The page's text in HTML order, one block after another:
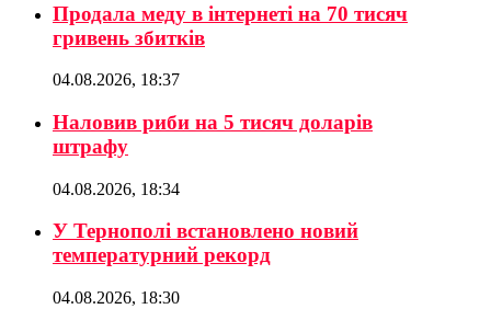
Продала меду в інтернеті на 70 тисяч
гривень збитків
04.08.2026, 18:37
Наловив риби на 5 тисяч доларів
штрафу
04.08.2026, 18:34
У Тернополі встановлено новий
температурний рекорд
04.08.2026, 18:30